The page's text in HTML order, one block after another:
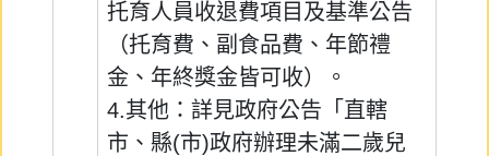
托育人員收退費項目及基準公告
（托育費、副食品費、年節禮
金、年終獎金皆可收）。
4.其他：詳見政府公告「直轄
市、縣(市)政府辦理未滿二歲兒